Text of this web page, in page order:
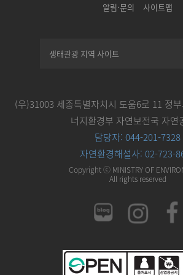
알림·문의
사이트맵
(우)31003 세종특별자치시 도움6로 11 정
너지환경부 자연보전국 자연
담당자: 044-201-7328
자연환경해설사: 02-723-
Copyright ⓒ MINISTRY OF
All rights reserved